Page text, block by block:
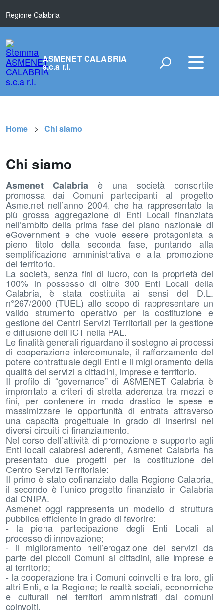
Regione Calabria
ASMENET CALABRIA
s.c.a r.l.
Home Chi siamo
Chi siamo
Asmenet Calabria è una società consortile
promossa dai Comuni partecipanti al progetto
Asme.net nell’anno 2004, che ha rappresentato la
più grossa aggregazione di Enti Locali finanziata
nell’ambito della prima fase del piano nazionale di
eGovernment e che vuole essere protagonista a
pieno titolo della seconda fase, puntando alla
semplificazione amministrativa e alla promozione
del territorio.
La società, senza fini di lucro, con la proprietà del
100% in possesso di oltre 300 Enti Locali della
Calabria, è stata costituita ai sensi del D.L.
n°267/2000 (TUEL) allo scopo di rappresentare un
valido strumento operativo per la costituzione e
gestione dei Centri Servizi Territoriali per la gestione
e diffusione dell’ICT nella PAL.
Le finalità generali riguardano il sostegno ai processi
di cooperazione intercomunale, il rafforzamento del
potere contrattuale degli Enti e il miglioramento della
qualità dei servizi a cittadini, imprese e territorio.
Il profilo di “governance” di ASMENET Calabria è
improntato a criteri di stretta aderenza tra mezzi e
fini, per contenere in modo drastico le spese e
massimizzare le opportunità di entrata attraverso
una capacità progettuale in grado di inserirsi nei
diversi circuiti di finanziamento.
Nel corso dell’attività di promozione e supporto agli
Enti locali calabresi aderenti, Asmenet Calabria ha
presentato due progetti per la costituzione del
Centro Servizi Territoriale:
Il primo è stato cofinanziato dalla Regione Calabria,
il secondo è l’unico progetto finanziato in Calabria
dal CNIPA.
Asmenet oggi rappresenta un modello di struttura
pubblica efficiente in grado di favorire:
- la piena partecipazione degli Enti Locali al
processo di innovazione;
- il miglioramento nell’erogazione dei servizi da
parte dei piccoli Comuni ai cittadini, alle imprese e
al territorio;
- la cooperazione tra i Comuni coinvolti e tra loro, gli
altri Enti, e la Regione; le realtà sociali, economiche
e culturali nei territori amministrati dai comuni
coinvolti.